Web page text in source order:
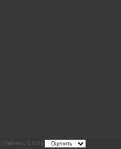
| Рейтинг: 0.0/0 |